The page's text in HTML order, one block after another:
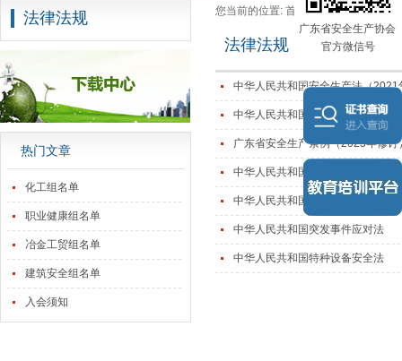
法律法规
热门文章
化工组名单
职业健康组名单
冶金工贸组名单
建筑安全组名单
入会须知
您当前的位置: 首页> 法律法规
法律法规
中华人民共和国安全生产法（2021
中华人民共和国劳动法（2018年修
广东省安全生产条例（2023年修订
中华人民共和国消防法（2021年修
中华人民共和国主席令职业病防治
中华人民共和国突发事件应对法
中华人民共和国特种设备安全法
广东省安全生产协会
官方微信号